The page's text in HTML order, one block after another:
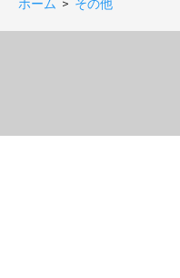
ホーム > その他